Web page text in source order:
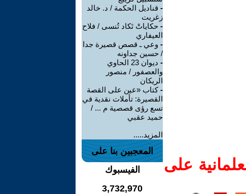
على
- قناديل الحكمة / د. خالد
زغريت
- حكاياتْ تَكاد تُنسى / فلاح
العيفاري
- وعي ـ قصص قصيرة جدا
/ حسين جداونه
-
ديوان 23 الحاوي
والعصفور / منصور
الريكان
-كتاب «عين على القصة
القصيرة: تأملات نقدية في
تسع رؤى قصصية م ... /
حميد عقبي
المزيد.....
المعجبين بنا على
الفيسبوك
3,732,970